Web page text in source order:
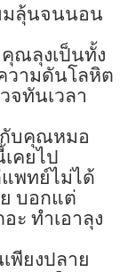
ลุ้นจนนอน
ณลุงเป็นทั้ง
วามดันโลหิต
จทันเวลา
กับคุณหมอ
คยไป
พทย์ไม่ได้
บอกแต่
ะ ทำเอาลุง
พียงปลาย